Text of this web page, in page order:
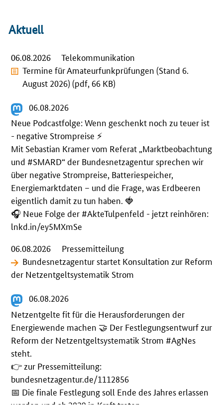
Aktuell
06.08.2026
Telekommunikation
Termine für Amateurfunkprüfungen (Stand 6.
August 2026) (pdf, 66 KB)
06.08.2026
Neue Podcastfolge: Wenn geschenkt noch zu teuer ist
- negative Strompreise ⚡️
Mit Sebastian Kramer vom Referat „Marktbeobachtung
und #SMARD“ der Bundesnetzagentur sprechen wir
über negative Strompreise, Batteriespeicher,
Energiemarktdaten – und die Frage, was Erdbeeren
eigentlich damit zu tun haben. 🍓
🎧️ Neue Folge der#AkteTulpenfeld - jetzt reinhören:
lnkd.in/ey5MXmSe
06.08.2026
Pressemitteilung
Bundesnetzagentur startet Konsultation zur Reform
der Netzentgeltsystematik Strom
06.08.2026
Netzentgelte fit für die Herausforderungen der
Energiewende machen 🤝 Der Festlegungsentwurf zur
Reform der Netzentgeltsystematik Strom #AgNes
steht.
👉 zur Pressemitteilung:
bundesnetzagentur.de/1112856
📅 Die finale Festlegung soll Ende des Jahres erlassen
werden und ab 2029 in Kraft treten.